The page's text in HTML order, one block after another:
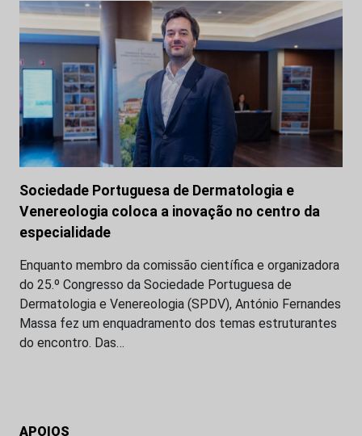
Sociedade Portuguesa de Dermatologia e
Venereologia coloca a inovação no centro da
especialidade
Enquanto membro da comissão científica e organizadora
do 25.º Congresso da Sociedade Portuguesa de
Dermatologia e Venereologia (SPDV), António Fernandes
Massa fez um enquadramento dos temas estruturantes
do encontro. Das…
APOIOS